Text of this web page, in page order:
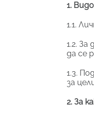
1.
1.1.
1.2.
да се
1.3.
за
2. За